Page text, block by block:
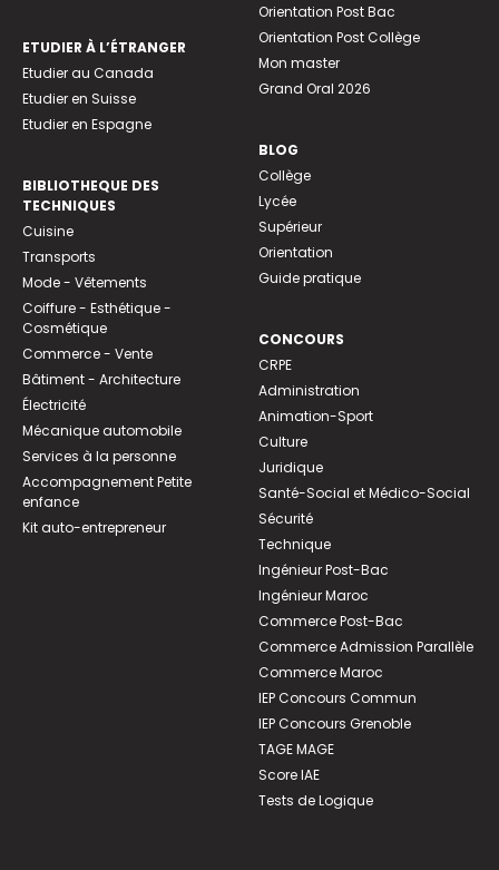
ETUDIER À L’ÉTRANGER
Etudier au Canada
Etudier en Suisse
Etudier en Espagne
BIBLIOTHEQUE DES
TECHNIQUES
Cuisine
Transports
Mode - Vêtements
Coiffure - Esthétique -
Cosmétique
Commerce - Vente
Bâtiment - Architecture
Électricité
Mécanique automobile
Services à la personne
Accompagnement Petite
enfance
Kit auto-entrepreneur
Orientation Post Bac
Orientation Post Collège
Mon master
Grand Oral 2026
BLOG
Collège
Lycée
Supérieur
Orientation
Guide pratique
CONCOURS
CRPE
Administration
Animation-Sport
Culture
Juridique
Santé-Social et Médico-Social
Sécurité
Technique
Ingénieur Post-Bac
Ingénieur Maroc
Commerce Post-Bac
Commerce Admission Parallèle
Commerce Maroc
IEP Concours Commun
IEP Concours Grenoble
TAGE MAGE
Score IAE
Tests de Logique